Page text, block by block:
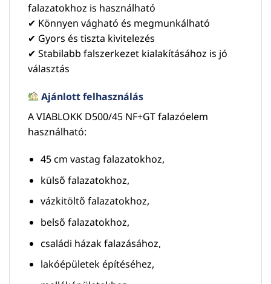
falazatokhoz is használható
✔ Könnyen vágható és megmunkálható
✔ Gyors és tiszta kivitelezés
✔ Stabilabb falszerkezet kialakításához is jó
választás
Ajánlott felhasználás
A VIABLOKK D500/45 NF+GT falazóelem
használható:
45 cm vastag falazatokhoz,
külső falazatokhoz,
vázkitöltő falazatokhoz,
belső falazatokhoz,
családi házak falazásához,
lakóépületek építéséhez,